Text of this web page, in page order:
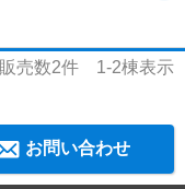
売数2件 1-2棟表示
お問い合わせ